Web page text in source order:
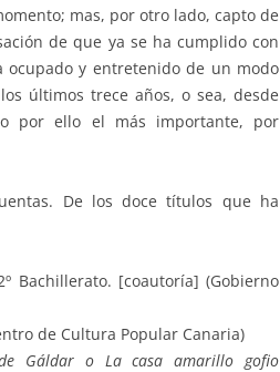
mas, por otro lado, capto de
de que ya se ha cumplido con
ocupado y entretenido de un modo
últimos trece años, o sea, desde
por ello el más importante, por
De los doce títulos que ha
Bachillerato. [coautoría] (Gobierno
de Cultura Popular Canaria)
Gáldar o La casa amarillo gofio